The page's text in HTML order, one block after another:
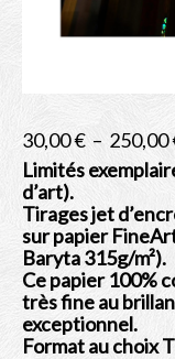
30,00€ – 250,00
Limités
d’art).
Tirages jet
sur papier
Baryta 315g/m²).
Ce papier 100%
très fine au
exceptionnel.
Format au choix